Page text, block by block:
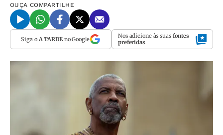
OUÇA COMPARTILHE
Siga o A TARDEno Google Nos adicione às suas fontes
preferidas